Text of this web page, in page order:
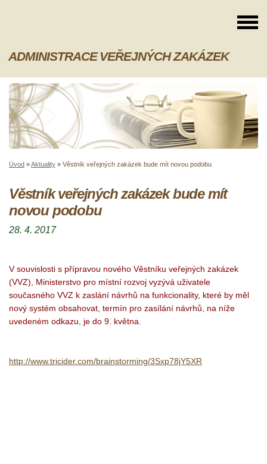
ADMINISTRACE VEŘEJNÝCH ZAKÁZEK
Úvod »Aktuality » Věstník veřejných zakázek bude mít novou podobu
Věstník veřejných zakázek bude mít
novou podobu
28. 4. 2017
V souvislosti s přípravou nového Věstníku veřejných zakázek
(VVZ), Ministerstvo pro místní rozvoj vyzývá uživatele
současného VVZ k zaslání návrhů na funkcionality, které by měl
nový systém obsahovat, termín pro zasílání návrhů, na níže
uvedeném odkazu, je do 9. května.
http://www.tricider.com/brainstorming/3Sxp78jY5XR